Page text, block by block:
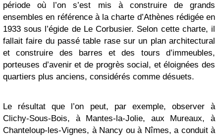
période où l’on s’est mis à construire de grands
ensembles en référence à la charte d’Athènes rédigée en
1933 sous l’égide de Le Corbusier. Selon cette charte, il
fallait faire du passé table rase sur un plan architectural
et construire des barres et des tours d’immeubles,
porteuses d’avenir et de progrès social, et éloignées des
quartiers plus anciens, considérés comme désuets.
Le résultat que l’on peut, par exemple, observer à
Clichy-Sous-Bois, à Mantes-la-Jolie, aux Mureaux, à
Chanteloup-les-Vignes, à Nancy ou à Nîmes, a conduit à